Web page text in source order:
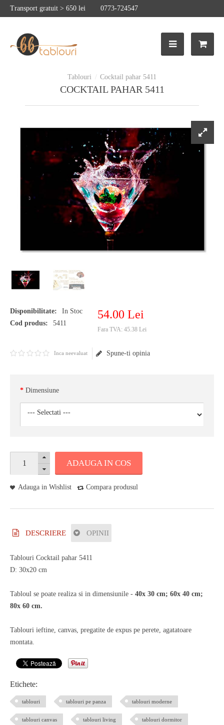
Transport gratuit > 650 lei 0773-724547
Cocktail pahar 5411
COCKTAIL PAHAR 5411
Disponibilitate:
In Stoc
Cod produs:
5411
54.00 Lei
Fara TVA: 45.38 Lei
Inca neevaluat Spune-ti opinia
Dimensiune
ADAUGA IN COS
Adauga in Wishlist Compara produsul
DESCRIERE OPINII
Tablouri Cocktail pahar 5411
D: 30x20 cm
Tabloul se poate realiza si in dimensiunile - 40x 30 cm; 60x 40 cm;
80x 60 cm.
Tablouri ieftine, canvas, pregatite de expus pe perete, agatatoare
montata.
Etichete:
tablouri tablouri pe panza tablouri moderne
tablouri canvas tablouri living tablouri dormitor